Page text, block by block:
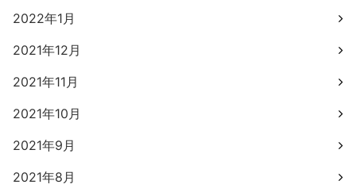
2022年1月
2021年12月
2021年11月
2021年10月
2021年9月
2021年8月